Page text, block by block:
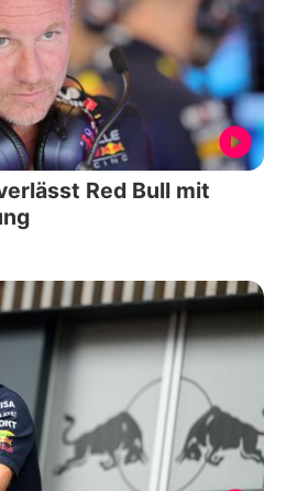
Red Bull mit